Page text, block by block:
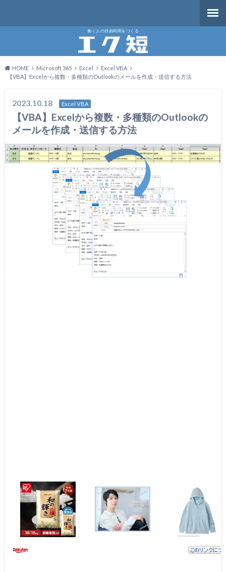
働く人の自由時間をつくる
HOME Microsoft 365 Excel
Excel VBA
【VBA】Excelから複数・多種類のOutlookのメールを作成・送信する方法
2023.10.18 Excel VBA
【VBA】Excelから複数・多種類のOutlookの
メールを作成・送信する方法